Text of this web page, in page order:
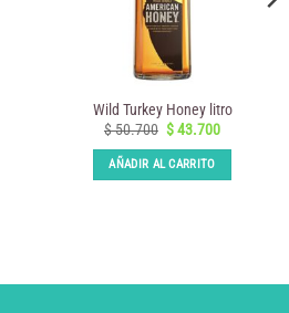
Wild Turkey Honey litro
$50.700 El
original
era:
$ 50.700.
$43.700El
$ 43.700.
AÑADIR AL CARRITO